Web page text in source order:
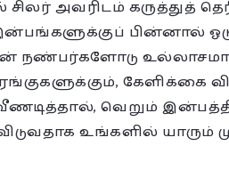
அவரிடம் கருத்துத்
பின்னால்
என் நண்பர்களோடு
கேளிக்கை
வெறும்
உங்களில் யாரும்